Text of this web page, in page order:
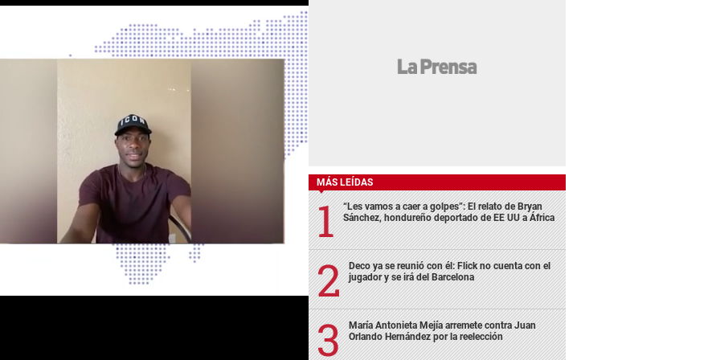
MÁS LEÍDAS
“Les vamos a caer a golpes”: El relato de Bryan
Sánchez, hondureño deportado de EE UU a África
Deco ya se reunió con él: Flick no cuenta con el
jugador y se irá del Barcelona
María Antonieta Mejía arremete contra Juan
Orlando Hernández por la reelección